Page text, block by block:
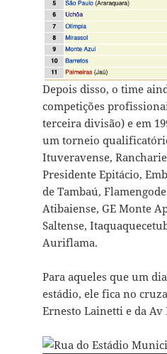
Depois disso, o time
competições
terceira divisão) e em
um torneio
Ituveravense,
Presidente Epitácio,
de Tambaú,
Atibaiense, GE Monte
Saltense,
Auriflama.
Para aqueles que um
estádio, ele fica no
Ernesto Lainetti e da